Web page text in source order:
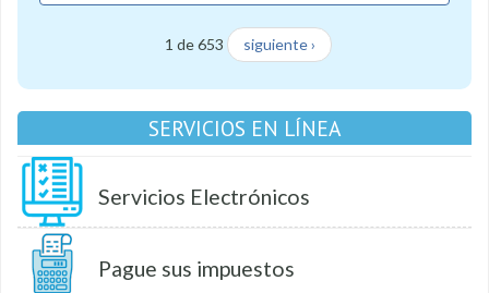
1 de 653 siguiente ›
SERVICIOS EN LÍNEA
Servicios Electrónicos
Pague sus impuestos